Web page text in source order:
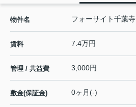
物件名 フォーサイト千葉寺
賃料 7.4万円
管理 / 共益費 3,000円
敷金(保証金) 0ヶ月(-)